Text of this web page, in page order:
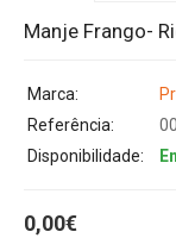
Manje Frango-
Marca:
Referência:
Disponibilidade:
0,00€